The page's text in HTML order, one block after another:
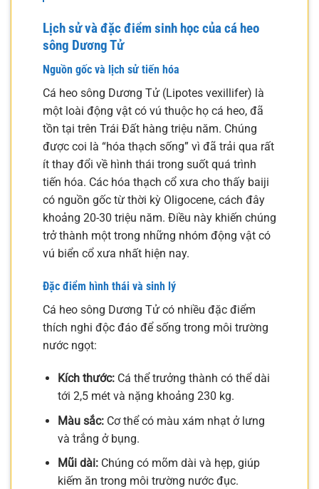
Lịch sử và đặc điểm sinh học của cá heo
sông Dương Tử
Nguồn gốc và lịch sử tiến hóa
Cá heo sông Dương Tử (Lipotes vexillifer) là
một loài động vật có vú thuộc họ cá heo, đã
tồn tại trên Trái Đất hàng triệu năm. Chúng
được coi là “hóa thạch sống” vì đã trải qua rất
ít thay đổi về hình thái trong suốt quá trình
tiến hóa. Các hóa thạch cổ xưa cho thấy baiji
có nguồn gốc từ thời kỳ Oligocene, cách đây
khoảng 20-30 triệu năm. Điều này khiến chúng
trở thành một trong những nhóm động vật có
vú biển cổ xưa nhất hiện nay.
Đặc điểm hình thái và sinh lý
Cá heo sông Dương Tử có nhiều đặc điểm
thích nghi độc đáo để sống trong môi trường
nước ngọt:
Kích thước:Cá thể trưởng thành có thể dài
tới 2,5 mét và nặng khoảng 230 kg.
Màu sắc:Cơ thể có màu xám nhạt ở lưng
và trắng ở bụng.
Mũi dài:Chúng có mõm dài và hẹp, giúp
kiếm ăn trong môi trường nước đục.